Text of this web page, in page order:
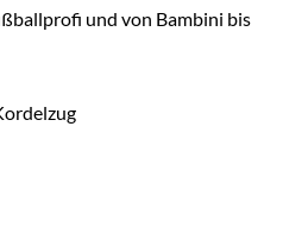
und von Bambini bis